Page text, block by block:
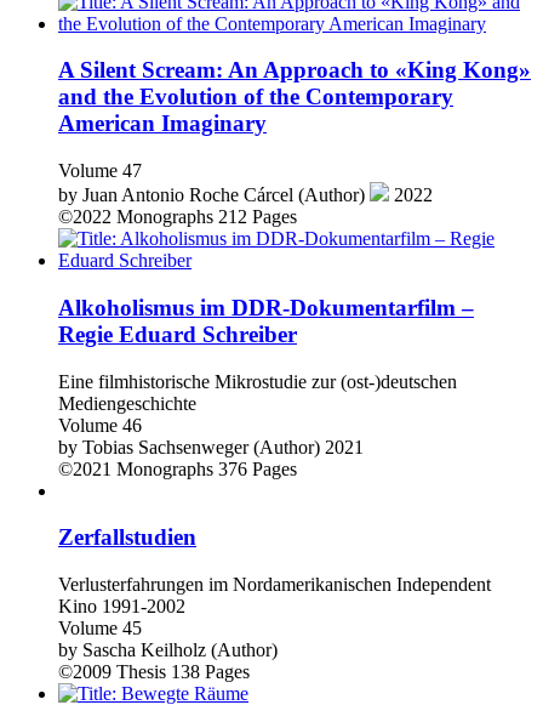
A Silent Scream: An Approach to «King Kong»
and the Evolution of the Contemporary
American Imaginary
Volume 47
by Juan Antonio Roche Cárcel (Author)
2022
©2022 Monographs 212 Pages
Alkoholismus im DDR-Dokumentarfilm –
Regie Eduard Schreiber
Eine filmhistorische Mikrostudie zur (ost-)deutschen
Mediengeschichte
Volume 46
by Tobias Sachsenweger (Author) 2021
©2021 Monographs 376 Pages
Zerfallstudien
Verlusterfahrungen im Nordamerikanischen Independent
Kino 1991-2002
Volume 45
by Sascha Keilholz (Author)
©2009 Thesis 138 Pages